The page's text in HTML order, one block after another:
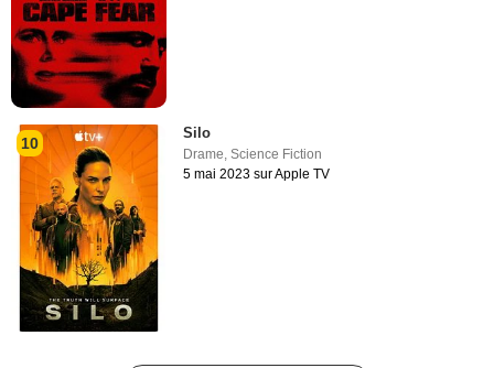
10
Silo
Drame,Science Fiction
5 mai 2023 sur Apple TV